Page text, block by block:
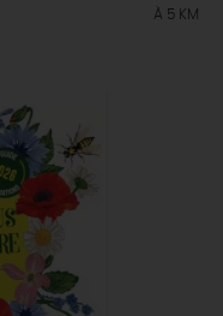
À 5 KM